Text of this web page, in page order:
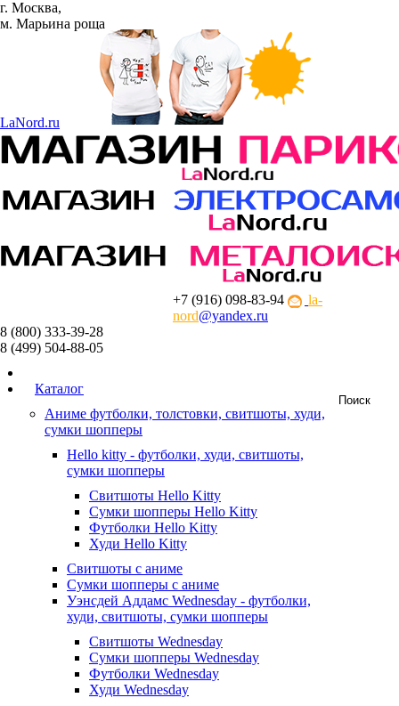
г. Москва,
м. Марьина роща
LaNord.ru
+7 (916) 098-83-94
la-
nord@yandex.ru
8 (800) 333-39-28
8 (499) 504-88-05
Каталог
Аниме футболки, толстовки, свитшоты, худи,
сумки шопперы
Hello kitty - футболки, худи, свитшоты,
сумки шопперы
Свитшоты Hello Kitty
Сумки шопперы Hello Kitty
Футболки Hello Kitty
Худи Hello Kitty
Свитшоты с аниме
Сумки шопперы с аниме
Уэнсдей Аддамс Wednesday - футболки,
худи, свитшоты, сумки шопперы
Свитшоты Wednesday
Сумки шопперы Wednesday
Футболки Wednesday
Худи Wednesday